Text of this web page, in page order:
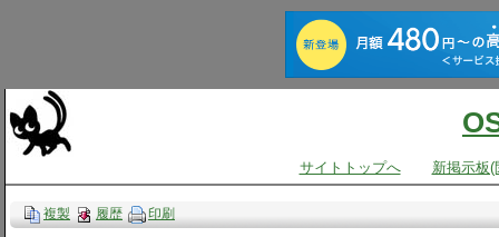
サイトトップへ 新掲示板(
複製 履歴 印刷